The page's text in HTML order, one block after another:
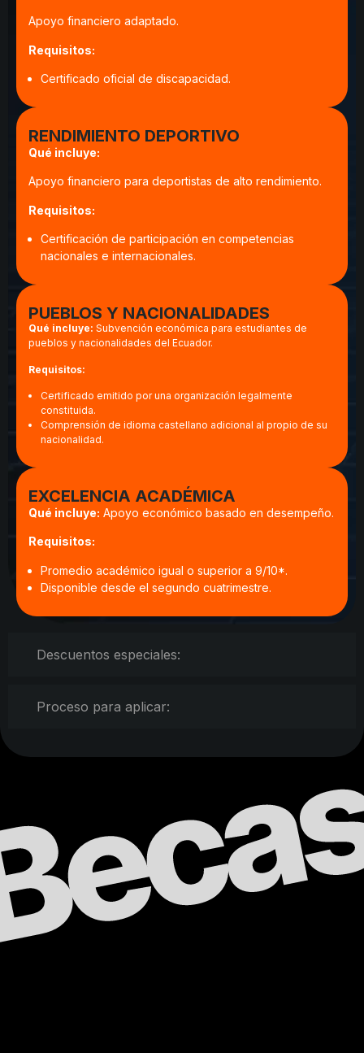
Descuentos especiales:
Proceso para aplicar:
Apoyo financiero adaptado.
Requisitos:
Certificado oficial de discapacidad.
RENDIMIENTO DEPORTIVO
Qué incluye:
Apoyo financiero para deportistas de alto rendimiento.
Requisitos:
Certificación de participación en competencias
nacionales e internacionales.
PUEBLOS Y NACIONALIDADES
Qué incluye: Subvención económica para estudiantes de
pueblos y nacionalidades del Ecuador.
Requisitos:
Certificado emitido por una organización legalmente
constituida.
Comprensión de idioma castellano adicional al propio de su
nacionalidad.
EXCELENCIA ACADÉMICA
Qué incluye: Apoyo económico basado en desempeño.
Requisitos:
Promedio académico igual o superior a 9/10*.
Disponible desde el segundo cuatrimestre.